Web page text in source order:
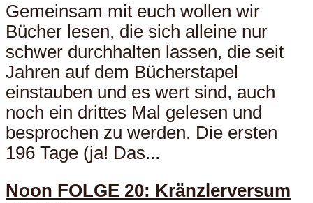
Gemeinsam mit euch wollen wir
Bücher lesen, die sich alleine nur
schwer durchhalten lassen, die seit
Jahren auf dem Bücherstapel
einstauben und es wert sind, auch
noch ein drittes Mal gelesen und
besprochen zu werden. Die ersten
196 Tage (ja! Das...
Noon FOLGE 20: Kränzlerversum